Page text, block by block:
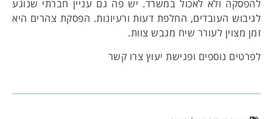
להפסקה ולא לאכול במשרד. יש פה גם עניין חברתי שנוגע
לגיבוש העובדים, החלפת דעות ורעיונות. הפסקת צהרים היא
זמן מצוין לעורר שיח מגבש צוות.
לפרטים נוספים ופגישת יעוץ צרו קשר